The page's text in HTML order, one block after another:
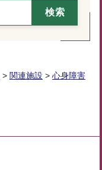
> 関連施設 > 心身障害